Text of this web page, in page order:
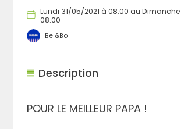
Lundi 31/05/2021 à 08:00 au
08:00
Bel&Bo
Description
POUR LE MEILLEUR PAPA !